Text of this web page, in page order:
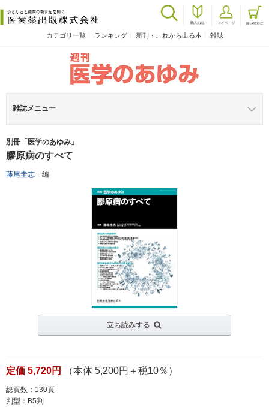
カテゴリ一覧 ランキング 新刊・これから出る本 雑誌
雑誌メニュー
別冊「医学のあゆみ」
膠原病のすべて
藤尾圭志 編
立ち読みする
定価 5,720円 （本体 5,200円＋税10％）
総頁数：130頁
判型：B5判